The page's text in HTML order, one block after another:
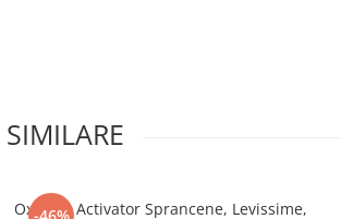
-46%
Oxidant Activator Sprancene, Levissime,